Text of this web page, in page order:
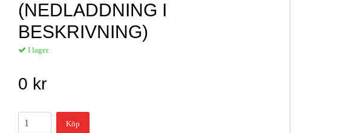
(NEDLADDNING I
BESKRIVNING)
I lager.
0 kr
Köp